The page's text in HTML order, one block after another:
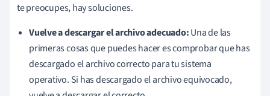
te preocupes, hay soluciones.
Vuelve a descargar el archivo adecuado:Una de las
primeras cosas que puedes hacer es comprobar que has
descargado el archivo correcto para tu sistema
operativo. Si has descargado el archivo equivocado,